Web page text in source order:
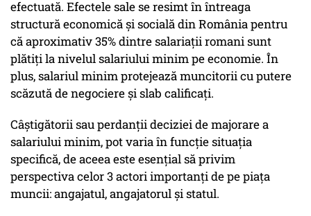
efectuată. Efectele sale se resimt în întreaga
structură economică și socială din România pentru
că aproximativ 35% dintre salariații romani sunt
plătiți la nivelul salariului minim pe economie. În
plus, salariul minim protejează muncitorii cu putere
scăzută de negociere şi slab calificaţi.
Câştigătorii sau perdanții deciziei de majorare a
salariului minim, pot varia în funcție situația
specifică, de aceea este esenţial să privim
perspectiva celor 3 actori importanţi de pe piața
muncii: angajatul, angajatorul şi statul.